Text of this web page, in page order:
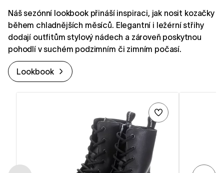
Náš sezónní lookbook přináší inspiraci, jak nosit kozačky
během chladnějších měsíců. Elegantní i ležérní střihy
dodají outfitům stylový nádech a zároveň poskytnou
pohodlí v suchém podzimním či zimním počasí.
Lookbook